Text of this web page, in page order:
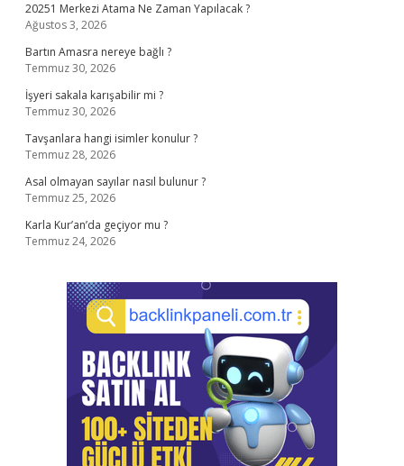
20251 Merkezi Atama Ne Zaman Yapılacak ?
Ağustos 3, 2026
Bartın Amasra nereye bağlı ?
Temmuz 30, 2026
İşyeri sakala karışabilir mi ?
Temmuz 30, 2026
Tavşanlara hangi isimler konulur ?
Temmuz 28, 2026
Asal olmayan sayılar nasıl bulunur ?
Temmuz 25, 2026
Karla Kur’an’da geçiyor mu ?
Temmuz 24, 2026